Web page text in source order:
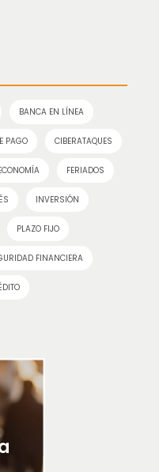
BANCA EN LÍNEA
PAGO CIBERATAQUES
FERIADOS
INVERSIÓN
PLAZO FIJO
FINANCIERA